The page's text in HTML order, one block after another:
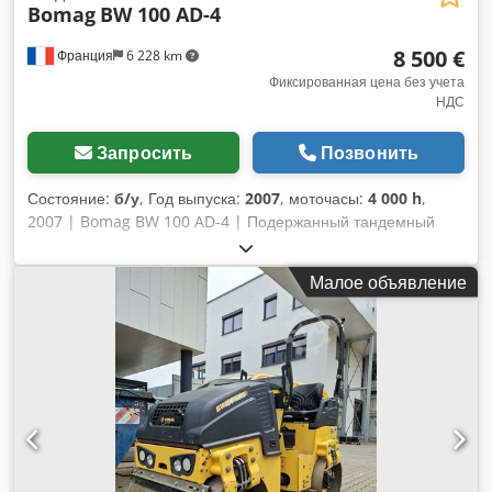
Франция 6 228 km
Bomag BW 100 AD-4
8 500 €
Фиксированная цена без учета
НДС
Запросить Позвонить
Состояние: б/у, Год выпуска: 2007, моточасы: 4 000 h,
2007 | Bomag BW 100 AD-4 | Подержанный тандемный
каток | 4000 м/ч 📍 Местоположение: Франция 🚛 Доставка
доступна в ваш регион – воспользуйтесь нашим
калькулятором доставки для расчёта стоимости
транспортировки! 💰 Купите сейчас за 8 500 евро или
сделайте своё предложение. Оплата при получении
доступна за небольшую плату (по согласованию)* 👷‍♂️
Проверено независимым экспертом 44 пункта инспекции:
42 одобрено ✅ 2 недостатка ℹ️ 0 критичных дефектов ⚠️ 📌
Комментарий инспектора: Машина в хорошем состоянии.
Счётчик был заменён, поэтому указанные 200 моточасов
неактуальны, но всё в рабочем порядке и никаких
Малое объявление